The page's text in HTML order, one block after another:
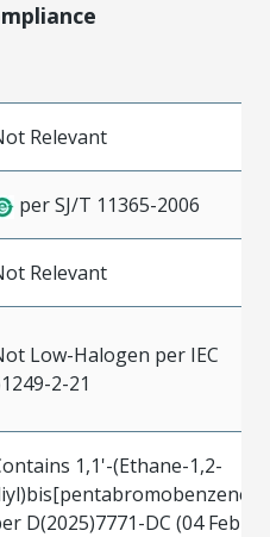
Relevant
per SJ/T 11365-2006
Relevant
Low-Halogen per IEC
2-21
1,1'-(Ethane-1,2-
D(2025)7771-DC (04 Feb